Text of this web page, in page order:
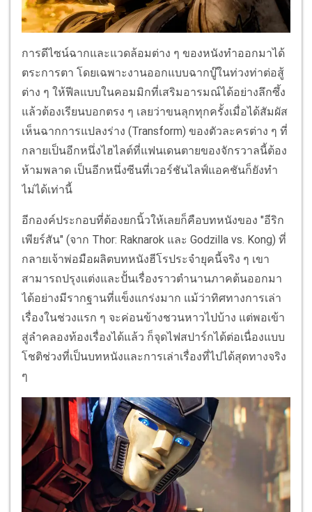
การดีไซน์ฉากและแวดล้อมต่าง ๆ ของหนังทำออกมาได้
ตระการตา โดยเฉพาะงานออกแบบฉากบู๊ในท่วงท่าต่อสู้
ต่าง ๆ ให้ฟีลแบบในคอมมิกที่เสริมอารมณ์ได้อย่างลึกซึ้ง
แล้วต้องเรียนบอกตรง ๆ เลยว่าขนลุกทุกครั้งเมื่อได้สัมผัส
เห็นฉากการแปลงร่าง (Transform) ของตัวละครต่าง ๆ ที่
กลายเป็นอีกหนึ่งไฮไลต์ที่แฟนเดนตายของจักรวาลนี้ต้อง
ห้ามพลาด เป็นอีกหนึ่งซีนที่เวอร์ชันไลฟ์แอคชันก็ยังทำ
ไม่ได้เท่านี้
อีกองค์ประกอบที่ต้องยกนิ้วให้เลยก็คือบทหนังของ "อีริก
เพียร์สัน" (จาก Thor: Raknarok และ Godzilla vs. Kong) ที่
กลายเจ้าพ่อมือผลิตบทหนังฮีโรประจำยุคนี้จริง ๆ เขา
สามารถปรุงแต่งและปั้นเรื่องราวตำนานภาคต้นออกมา
ได้อย่างมีรากฐานที่แข็งแกร่งมาก แม้ว่าทิศทางการเล่า
เรื่องในช่วงแรก ๆ จะค่อนข้างชวนหาวไปบ้าง แต่พอเข้า
สู่ลำคลองท้องเรื่องได้แล้ว ก็จุดไฟสปาร์กได้ต่อเนื่องแบบ
โชติช่วงที่เป็นบทหนังและการเล่าเรื่องที่ไปได้สุดทางจริง
ๆ